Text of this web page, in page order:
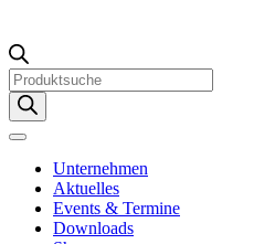
Products
search
Unternehmen
Aktuelles
Events & Termine
Downloads